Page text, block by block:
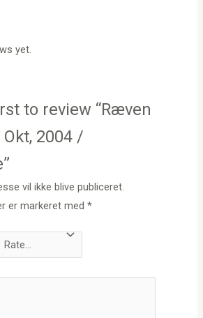
yet.
to review “Ræven
2004 /
vil ikke blive publiceret.
er markeret med*